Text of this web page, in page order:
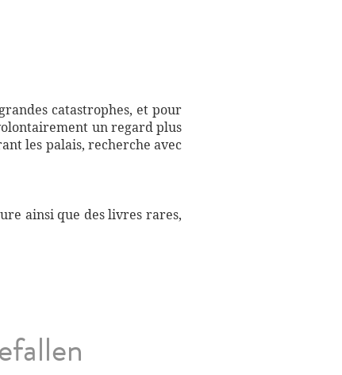
catastrophes, et pour
un regard plus
les palais, recherche avec
ainsi que des livres rares,